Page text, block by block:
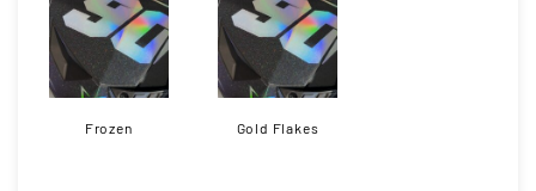
Frozen Gold Flakes